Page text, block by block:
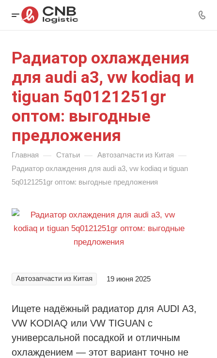
Радиатор охлаждения
для audi a3, vw kodiaq и
tiguan 5q0121251gr
оптом: выгодные
предложения
Главная — Статьи — Автозапчасти из Китая —
Радиатор охлаждения для audi a3, vw kodiaq и tiguan
5q0121251gr оптом: выгодные предложения
Автозапчасти из Китая 19 июня 2025
Ищете надёжный радиатор для AUDI A3,
VW KODIAQ или VW TIGUAN с
универсальной посадкой и отличным
охлаждением — этот вариант точно не